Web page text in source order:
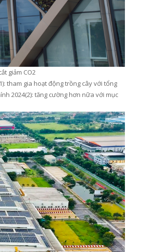
giảm CO2
: tham gia hoạt động trồng cây với tổng
2024(2): tăng cường hơn nữa với mục